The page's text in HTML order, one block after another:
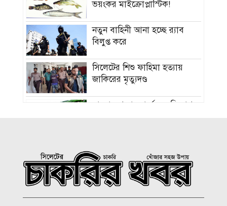
ভয়ংকর মাইক্রোপ্লাস্টিক!
নতুন বাহিনী আনা হচ্ছে র‍্যাব
বিলুপ্ত করে
সিলেটের শিশু ফাহিমা হত্যায়
জাকিরের মৃত্যুদণ্ড
বাংলাদেশ চা বোর্ডে বড় নিয়োগ
হবে সংসদে
১৮নং ওয়ার্ড বিএনপির উদ্যোগে
মতবিনিময় ও উন্মুক্ত আলোচনা